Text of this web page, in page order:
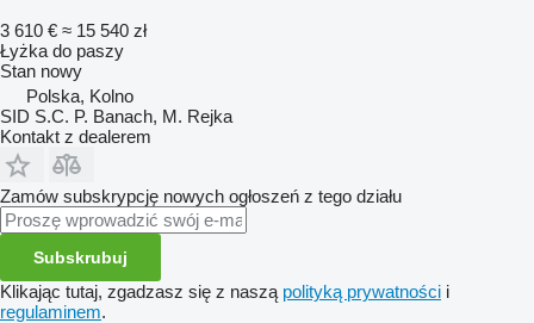
3 610 € ≈ 15 540 zł
Łyżka do paszy
Stan nowy
Polska, Kolno
SID S.C. P. Banach, M. Rejka
Kontakt z dealerem
Zamów subskrypcję nowych ogłoszeń z tego działu
Subskrubuj
Klikając tutaj, zgadzasz się z naszą polityką prywatności i
regulaminem.